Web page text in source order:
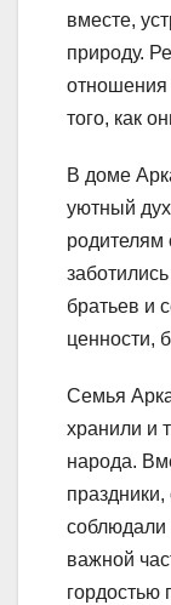
вместе,
природу.
отношения
того, как
В доме
уютный
родителям
братьев и
ценности,
Семья
хранили и
народа.
важной
гордостью